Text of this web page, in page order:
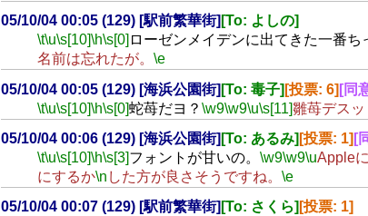
05/10/04 00:05 (129) [駅前繁華街] [To: よしの]
\t\u\s[10] \h\s[0] ローゼンメイデンに出てきた一番ち
名前は忘れたが。 \e
05/10/04 00:05 (129) [海浜公園街] [To: 毒子] [投票: 6] [同
\t\u\s[10]\h\s[0]蛇苺だヨ？ \w9\w9\u\s[11]雛苺デスッ
05/10/04 00:06 (129) [海浜公園街] [To: あるみ] [投票: 1] [
\t\u\s[10]\h\s[3]フォントが甘いの。 \w9\w9\uApple
にするか\n した方が良さそうですね。 \e
05/10/04 00:07 (129) [駅前繁華街] [To: さくら] [投票: 1]